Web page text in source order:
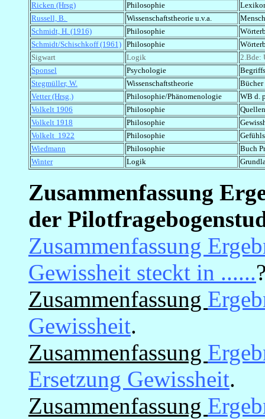
Ricken (Hrsg)
Philosophie
Russell, B.
Wissenschaftstheorie u.v.a.
Schmidt, H. (1916)
Philosophie
Schmidt/Schischkoff (1961) Philosophie
Sigwart
Logik
2.Bde:
Sponsel
Psychologie
Stegmüller, W.
Wissenschaftstheorie
Bücher
Vetter (Hrsg.)
Philosophie/Phänomenologie
WB d.
Volkelt 1906
Philosophie
Volkelt 1918
Philosophie
Volkelt 1922
Philosophie
Wiedmann
Philosophie
Buch
Winter
Logik
Zusammenfassung
der
Zusammenfassung
Gewissheit steckt in ......
Zusammenfassung
Gewissheit.
Zusammenfassung
Ersetzung Gewissheit.
Zusammenfassung